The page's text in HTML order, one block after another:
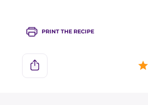
PRINT THE RECIPE